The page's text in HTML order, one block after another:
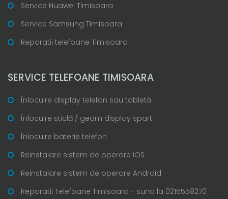
Service Huawei Timisoara
Service Samsung Timisoara
Reparatii telefoane Timisoara
SERVICE TELEFOANE TIMISOARA
Înlocuire display telefon sau tabletă
Înlocuire sticlă / geam display spart
Înlocuire baterie telefon
Reinstalare sistem de operare iOS
Reinstalare sistem de operare Android
Reparatii Telefoane Timisoara - suna la 0215558270